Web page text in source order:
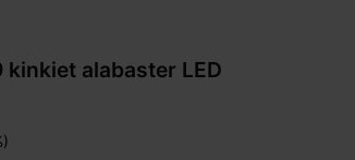
kinkiet alabaster LED